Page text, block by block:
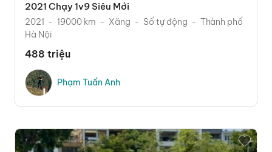
2021 Chạy 1v9 Siêu Mới
2021 19000 km Xăng Số tự động
Thành phố
Hà Nội
488 triệu
Phạm Tuấn Anh